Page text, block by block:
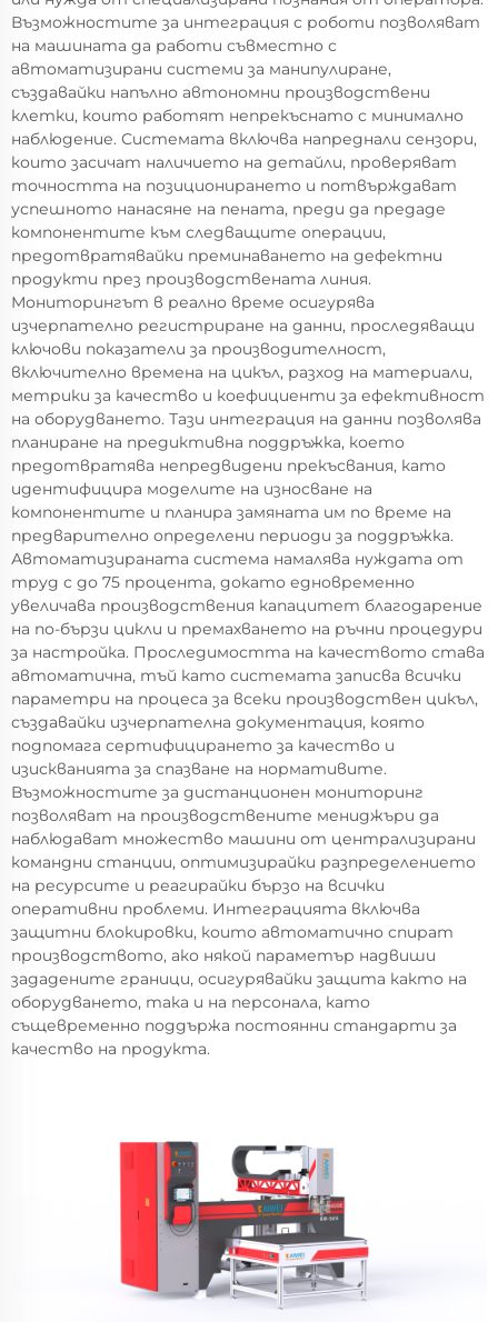
Възможностите за интеграция с роботи позволяват
на машината да работи съвместно с
автоматизирани системи за манипулиране,
създавайки напълно автономни производствени
клетки, които работят непрекъснато с минимално
наблюдение. Системата включва напреднали сензори,
които засичат наличието на детайли, проверяват
точността на позиционирането и потвърждават
успешното нанасяне на пената, преди да предаде
компонентите към следващите операции,
предотвратявайки преминаването на дефектни
продукти през производствената линия.
Мониторингът в реално време осигурява
изчерпателно регистриране на данни, проследяващи
ключови показатели за производителност,
включително времена на цикъл, разход на материали,
метрики за качество и коефициенти за ефективност
на оборудването. Тази интеграция на данни позволява
планиране на предиктивна поддръжка, което
предотвратява непредвидени прекъсвания, като
идентифицира моделите на износване на
компонентите и планира замяната им по време на
предварително определени периоди за поддръжка.
Автоматизираната система намалява нуждата от
труд с до 75 процента, докато едновременно
увеличава производствения капацитет благодарение
на по-бързи цикли и премахването на ръчни процедури
за настройка. Проследимостта на качеството става
автоматична, тъй като системата записва всички
параметри на процеса за всеки производствен цикъл,
създавайки изчерпателна документация, която
подпомага сертифицирането за качество и
изискванията за спазване на нормативите.
Възможностите за дистанционен мониторинг
позволяват на производствените мениджъри да
наблюдават множество машини от централизирани
командни станции, оптимизирайки разпределението
на ресурсите и реагирайки бързо на всички
оперативни проблеми. Интеграцията включва
защитни блокировки, които автоматично спират
производството, ако някой параметър надвиши
зададените граници, осигурявайки защита както на
оборудването, така и на персонала, като
същевременно поддържа постоянни стандарти за
качество на продукта.